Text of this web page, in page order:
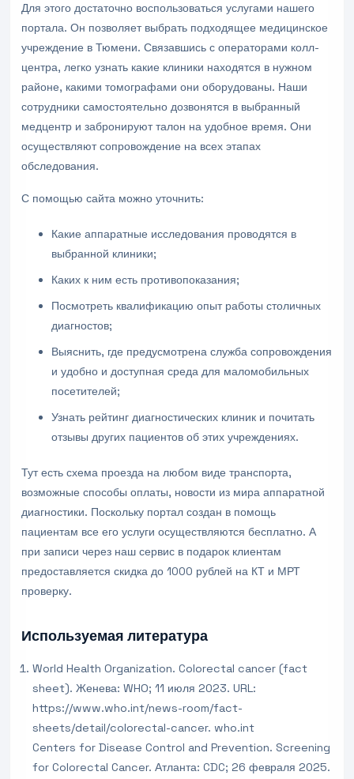
Для этого достаточно воспользоваться услугами нашего
портала. Он позволяет выбрать подходящее медицинское
учреждение в Тюмени. Связавшись с операторами колл-
центра, легко узнать какие клиники находятся в нужном
районе, какими томографами они оборудованы. Наши
сотрудники самостоятельно дозвонятся в выбранный
медцентр и забронируют талон на удобное время. Они
осуществляют сопровождение на всех этапах
обследования.
С помощью сайта можно уточнить:
Какие аппаратные исследования проводятся в
выбранной клиники;
Каких к ним есть противопоказания;
Посмотреть квалификацию опыт работы столичных
диагностов;
Выяснить, где предусмотрена служба сопровождения
и удобно и доступная среда для маломобильных
посетителей;
Узнать рейтинг диагностических клиник и почитать
отзывы других пациентов об этих учреждениях.
Тут есть схема проезда на любом виде транспорта,
возможные способы оплаты, новости из мира аппаратной
диагностики. Поскольку портал создан в помощь
пациентам все его услуги осуществляются бесплатно. А
при записи через наш сервис в подарок клиентам
предоставляется скидка до 1000 рублей на КТ и МРТ
проверку.
Используемая литература
World Health Organization. Colorectal cancer (fact
sheet). Женева: WHO; 11 июля 2023. URL:
https://www.who.int/news-room/fact-
sheets/detail/colorectal-cancer. who.int
Centers for Disease Control and Prevention. Screening
for Colorectal Cancer. Атланта: CDC; 26 февраля 2025.